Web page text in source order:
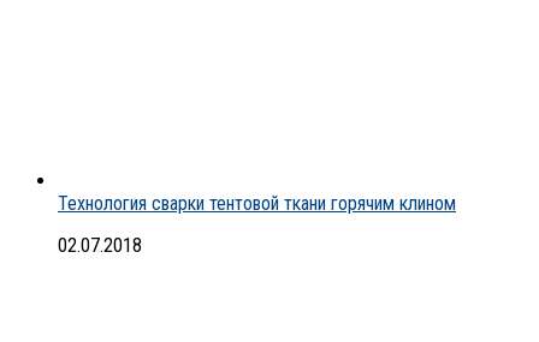
Технология сварки тентовой ткани горячим клином
02.07.2018